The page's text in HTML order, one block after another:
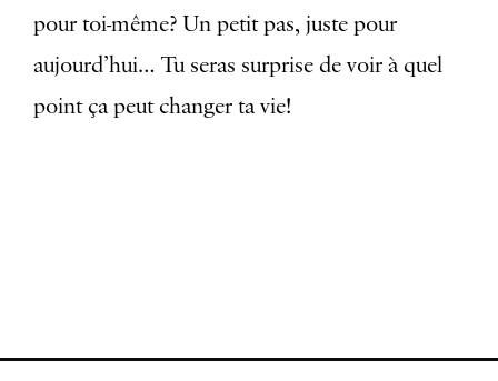
pour toi-même? Un petit pas, juste pour
aujourd’hui… Tu seras surprise de voir à quel
point ça peut changer ta vie!